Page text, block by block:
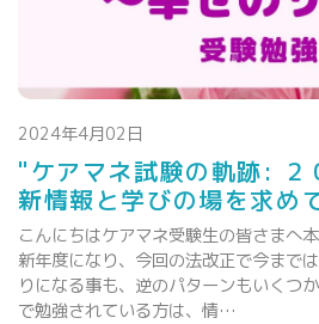
2024年4月02日
"ケアマネ試験の軌跡: ２
新情報と学びの場を求め
こんにちはケアマネ受験生の皆さまへ
新年度になり、今回の法改正で今まで
りになる事も、逆のパターンもいくつ
で勉強されている方は、情…